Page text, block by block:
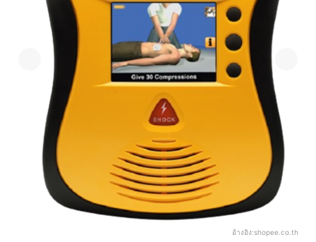
อ้างอิง:shopee.co.th